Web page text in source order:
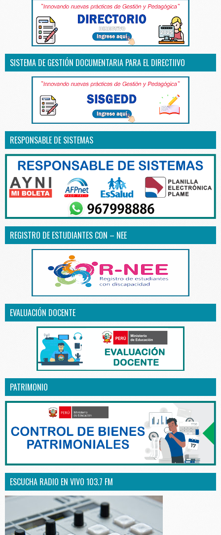
SISTEMA DE GESTIÓN DOCUMENTARIA PARA EL DIRECTIIVO
RESPONSABLE DE SISTEMAS
REGISTRO DE ESTUDIANTES CON – NEE
EVALUACIÓN DOCENTE
PATRIMONIO
ESCUCHA RADIO EN VIVO 103.7 FM